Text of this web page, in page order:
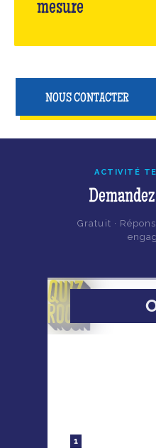
mesure
NOUS CONTACTER
ACTIVITÉ
Gratuit ·